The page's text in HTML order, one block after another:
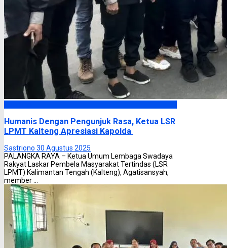
Humanis Dengan Pengunjuk Rasa, Ketua LSR
LPMT Kalteng Apresiasi Kapolda
Sastriono 30 Agustus 2025
PALANGKA RAYA – Ketua Umum Lembaga Swadaya
Rakyat Laskar Pembela Masyarakat Tertindas (LSR
LPMT) Kalimantan Tengah (Kalteng), Agatisansyah,
member ...